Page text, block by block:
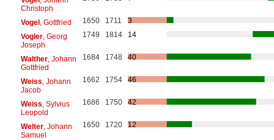
Christoph
Vogel, Gottfried 1650 1711
3
Vogler, Georg
Joseph
1749 1814 14
Walther, Johann
Gottfried
1684 1748 40
Weiss , Johann
Jacob
1662 1754 46
Weiss , Sylvius
Leopold
1686 1750 42
Welter, Johann
Samuel
1650 1720 12